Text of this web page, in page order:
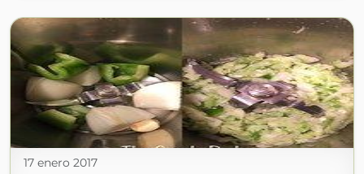
17 enero 2017